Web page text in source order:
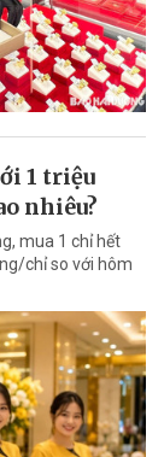
1 triệu
nhiêu?
mua 1 chỉ hết
chỉ so với hôm